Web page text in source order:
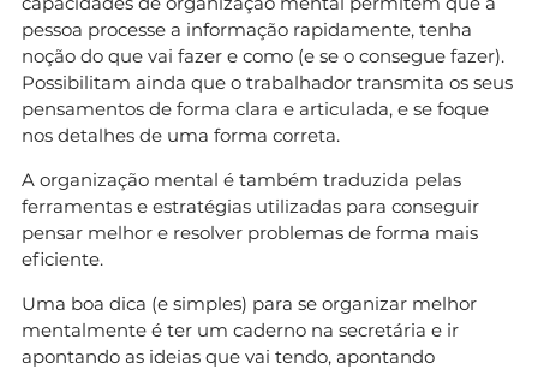
pessoa processe a informação rapidamente, tenha
noção do que vai fazer e como (e se o consegue fazer).
Possibilitam ainda que o trabalhador transmita os seus
pensamentos de forma clara e articulada, e se foque
nos detalhes de uma forma correta.
A organização mental é também traduzida pelas
ferramentas e estratégias utilizadas para conseguir
pensar melhor e resolver problemas de forma mais
eficiente.
Uma boa dica (e simples) para se organizar melhor
mentalmente é ter um caderno na secretária e ir
apontando as ideias que vai tendo, apontando